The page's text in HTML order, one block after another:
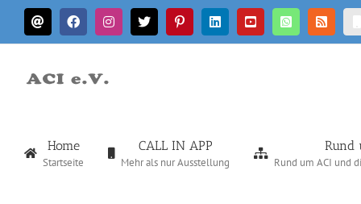
Zum
InhaltE-
Mail
FacebookInstagram
X PinterestLinkedInYouTubeWhatsApp
Rss
Home
Startseite
CALL IN APP
Mehr als nur Ausstellung
Rund
Rund um ACI und